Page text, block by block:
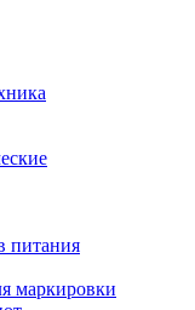
питания
маркировки